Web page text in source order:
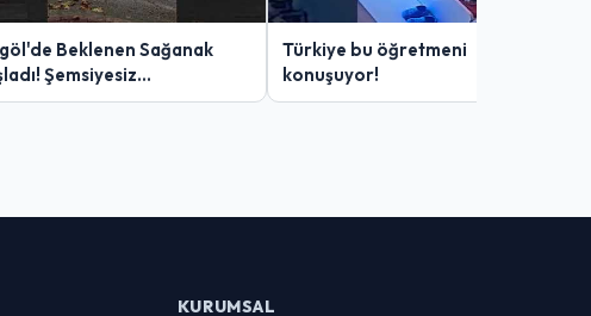
Beklenen Sağanak
Şemsiyesiz
Zor Anlar Yaşadı
Türkiye bu öğretmeni
konuşuyor!
KURUMSAL